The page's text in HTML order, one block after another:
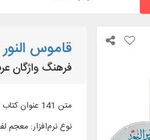
قاموس النور 3
فرهنگ واژگان
متن 141 عنوان کتاب در 382 جلد از منابع مهم لغوی عربی و فارسی و ...
نوع نرم‌افزار: معجم